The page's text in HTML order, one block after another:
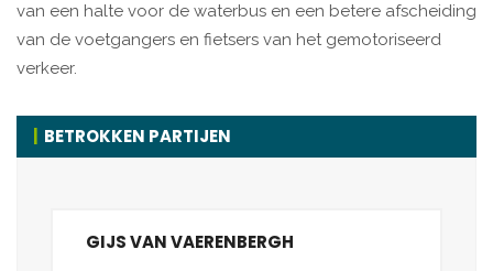
van een halte voor de waterbus en een betere afscheiding
van de voetgangers en fietsers van het gemotoriseerd
verkeer.
BETROKKEN PARTIJEN
GIJS VAN VAERENBERGH